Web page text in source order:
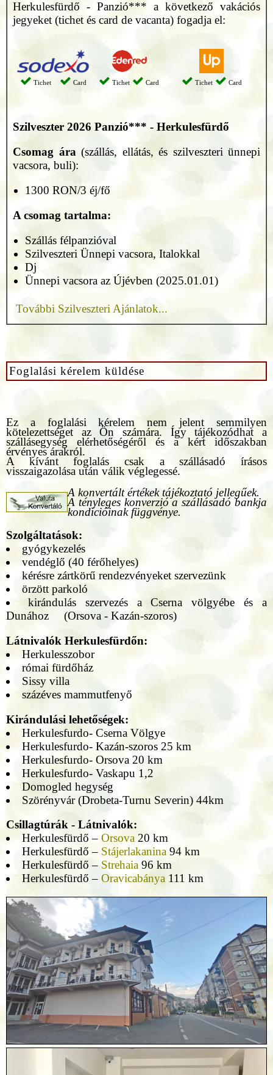
Herkulesfürdő - Panzió*** a következő vakációs
jegyeket (tichet és card de vacanta) fogadja el:
Tichet Card Tichet Card Tichet Card
Szilveszter 2026 Panzió*** - Herkulesfürdő
Csomag ára (szállás, ellátás, és szilveszteri ünnepi
vacsora, buli):
1300 RON/3 éj/fő
A csomag tartalma:
Szállás félpanzióval
Szilveszteri Ünnepi vacsora, Italokkal
Dj
Ünnepi vacsora az Újévben (2025.01.01)
További Szilveszteri Ajánlatok...
Foglalási kérelem küldése
Ez a foglalási kérelem nem jelent semmilyen
kötelezettséget az Ön számára. Így tájékozódhat a
szállásegység elérhetőségéről és a kért időszakban
érvényes árakról.
A kívánt foglalás csak a szállásadó írásos
visszaigazolása után válik véglegessé.
A konvertált értékek tájékoztató jellegűek.
A tényleges konverzió a szállásadó bankja
kondícióinak függvénye.
Szolgáltatások:
gyógykezelés
vendéglő (40 férőhelyes)
kérésre zártkörű rendezvényeket szervezünk
örzött parkoló
kirándulás szervezés a Cserna völgyébe és a
Dunához (Orsova - Kazán-szoros)
Látnivalók Herkulesfürdőn:
Herkulesszobor
római fürdőház
Sissy villa
százéves mammutfenyő
Kirándulási lehetőségek:
Herkulesfurdo- Cserna Völgye
Herkulesfurdo- Kazán-szoros 25 km
Herkulesfurdo- Orsova 20 km
Herkulesfurdo- Vaskapu 1,2
Domogled hegység
Szörényvár (Drobeta-Turnu Severin) 44km
Csillagtúrák - Látnivalók:
Herkulesfürdő – Orsova20 km
Herkulesfürdő – Stájerlakanina94 km
Herkulesfürdő – Strehaia96 km
Herkulesfürdő – Oravicabánya111 km